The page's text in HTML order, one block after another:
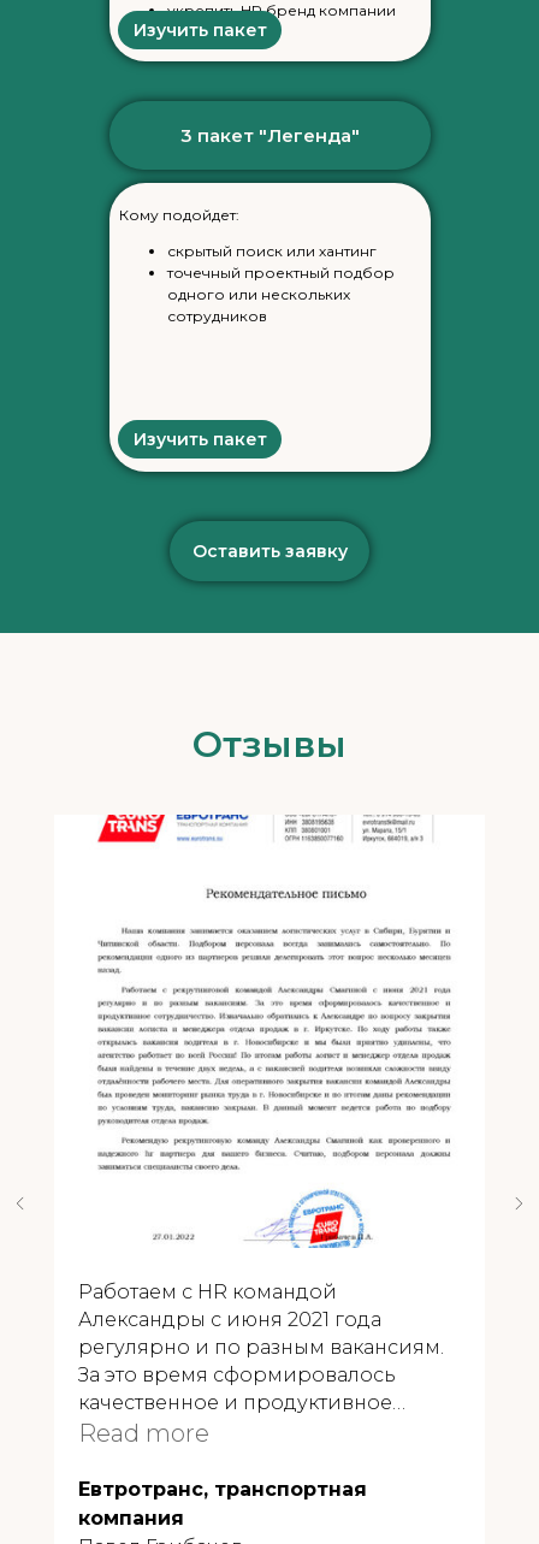
Оставить заявку
3 пакет "Легенда"
укрепить HR бренд компании
Кому подойдет:
скрытый поиск или хантинг
точечный проектный подбор
одного или нескольких
сотрудников
Изучить пакет
Изучить пакет
Отзывы
Работаем с HR командой
Александры с июня 2021 года
регулярно и по разным вакансиям.
За это время сформировалось
качественное и продуктивное
сотрудничество. Изначально
вакансий логиста и менеджера
отдела продаж в г. Иркутск. Были
Read more
Евтротранс, транспортная
компания
Работодателю
менеджеров
Повышение компетентности
Кадровый консалтинг и аудит
Подбор и оценка менеджеров и
специалистов
Обучение HR-специалистов
Тренинги и обучение нового
Руководство по поиску работы
Информация
08